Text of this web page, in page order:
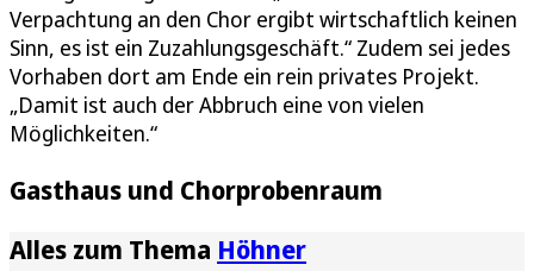
Verpachtung an den Chor ergibt wirtschaftlich keinen
Sinn, es ist ein Zuzahlungsgeschäft.“ Zudem sei jedes
Vorhaben dort am Ende ein rein privates Projekt.
„Damit ist auch der Abbruch eine von vielen
Möglichkeiten.“
Gasthaus und Chorprobenraum
Alles zum Thema Höhner